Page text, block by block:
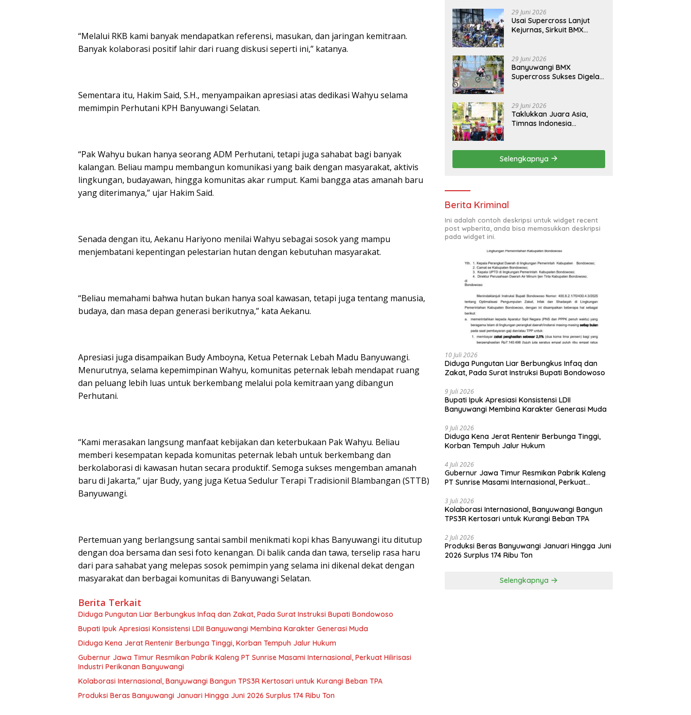
“Melalui RKB kami banyak mendapatkan referensi, masukan, dan jaringan kemitraan.
Banyak kolaborasi positif lahir dari ruang diskusi seperti ini,” katanya.
Sementara itu, Hakim Said, S.H., menyampaikan apresiasi atas dedikasi Wahyu selama
memimpin Perhutani KPH Banyuwangi Selatan.
“Pak Wahyu bukan hanya seorang ADM Perhutani, tetapi juga sahabat bagi banyak
kalangan. Beliau mampu membangun komunikasi yang baik dengan masyarakat, aktivis
lingkungan, budayawan, hingga komunitas akar rumput. Kami bangga atas amanah baru
yang diterimanya,” ujar Hakim Said.
Senada dengan itu, Aekanu Hariyono menilai Wahyu sebagai sosok yang mampu
menjembatani kepentingan pelestarian hutan dengan kebutuhan masyarakat.
“Beliau memahami bahwa hutan bukan hanya soal kawasan, tetapi juga tentang manusia,
budaya, dan masa depan generasi berikutnya,” kata Aekanu.
Apresiasi juga disampaikan Budy Amboyna, Ketua Peternak Lebah Madu Banyuwangi.
Menurutnya, selama kepemimpinan Wahyu, komunitas peternak lebah mendapat ruang
dan peluang lebih luas untuk berkembang melalui pola kemitraan yang dibangun
Perhutani.
“Kami merasakan langsung manfaat kebijakan dan keterbukaan Pak Wahyu. Beliau
memberi kesempatan kepada komunitas peternak lebah untuk berkembang dan
berkolaborasi di kawasan hutan secara produktif. Semoga sukses mengemban amanah
baru di Jakarta,” ujar Budy, yang juga Ketua Sedulur Terapi Tradisionil Blambangan (STTB)
Banyuwangi.
Pertemuan yang berlangsung santai sambil menikmati kopi khas Banyuwangi itu ditutup
dengan doa bersama dan sesi foto kenangan. Di balik canda dan tawa, terselip rasa haru
dari para sahabat yang melepas sosok pemimpin yang selama ini dikenal dekat dengan
masyarakat dan berbagai komunitas di Banyuwangi Selatan.
Berita Terkait
Diduga Pungutan Liar Berbungkus Infaq dan Zakat, Pada Surat Instruksi Bupati Bondowoso
Bupati Ipuk Apresiasi Konsistensi LDII Banyuwangi Membina Karakter Generasi Muda
Diduga Kena Jerat Rentenir Berbunga Tinggi, Korban Tempuh Jalur Hukum
Gubernur Jawa Timur Resmikan Pabrik Kaleng PT Sunrise Masami Internasional, Perkuat Hilirisasi
Industri Perikanan Banyuwangi
Kolaborasi Internasional, Banyuwangi Bangun TPS3R Kertosari untuk Kurangi Beban TPA
Produksi Beras Banyuwangi Januari Hingga Juni 2026 Surplus 174 Ribu Ton
29 Juni 2026
Usai Supercross Lanjut
Kejurnas, Sirkuit BMX
29 Juni 2026
Banyuwangi BMX
Supercross Sukses Digelar,
29 Juni 2026
Taklukkan Juara Asia,
Timnas Indonesia
Supercross 2026
Selengkapnya
Berita Kriminal
Ini adalah contoh deskripsi untuk widget recent
post wpberita, anda bisa memasukkan deskripsi
pada widget ini.
10 Juli 2026
Diduga Pungutan Liar Berbungkus Infaq dan
Zakat, Pada Surat Instruksi Bupati Bondowoso
9 Juli 2026
Bupati Ipuk Apresiasi Konsistensi LDII
Banyuwangi Membina Karakter Generasi Muda
9 Juli 2026
Diduga Kena Jerat Rentenir Berbunga Tinggi,
Korban Tempuh Jalur Hukum
4 Juli 2026
Gubernur Jawa Timur Resmikan Pabrik Kaleng
PT Sunrise Masami Internasional, Perkuat
3 Juli 2026
Kolaborasi Internasional, Banyuwangi Bangun
TPS3R Kertosari untuk Kurangi Beban TPA
2 Juli 2026
Produksi Beras Banyuwangi Januari Hingga Juni
2026 Surplus 174 Ribu Ton
Selengkapnya